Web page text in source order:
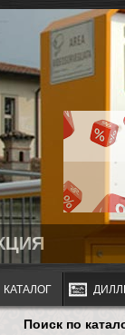
КАТАЛОГ
Поиск по